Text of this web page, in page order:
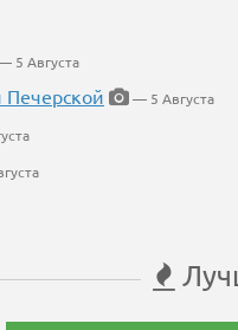
5 Августа
— 5 Августа